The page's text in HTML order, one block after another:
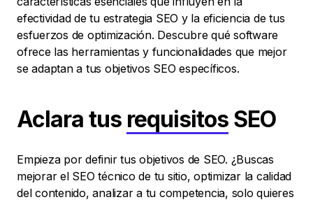
efectividad de tu estrategia SEO y la eficiencia de tus
esfuerzos de optimización. Descubre qué software
ofrece las herramientas y funcionalidades que mejor
se adaptan a tus objetivos SEO específicos.
Aclara tus requisitos SEO
Empieza por definir tus objetivos de SEO. ¿Buscas
mejorar el SEO técnico de tu sitio, optimizar la calidad
del contenido, analizar a tu competencia, solo quieres